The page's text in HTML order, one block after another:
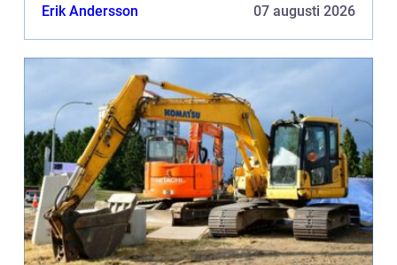
Erik Andersson 07 augusti 2026